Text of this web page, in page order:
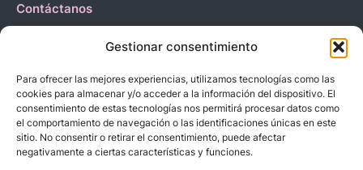
Gestionar consentimiento
Para ofrecer las mejores experiencias, utilizamos tecnologías como las
cookies para almacenar y/o acceder a la información del dispositivo. El
consentimiento de estas tecnologías nos permitirá procesar datos como
el comportamiento de navegación o las identificaciones únicas en este
sitio. No consentir o retirar el consentimiento, puede afectar
negativamente a ciertas características y funciones.
Contáctanos
C. Reyes Católicos, 27 03420 Castalla Alicante
Correo: info@dbebes.net
Síguenos en las redes sociales